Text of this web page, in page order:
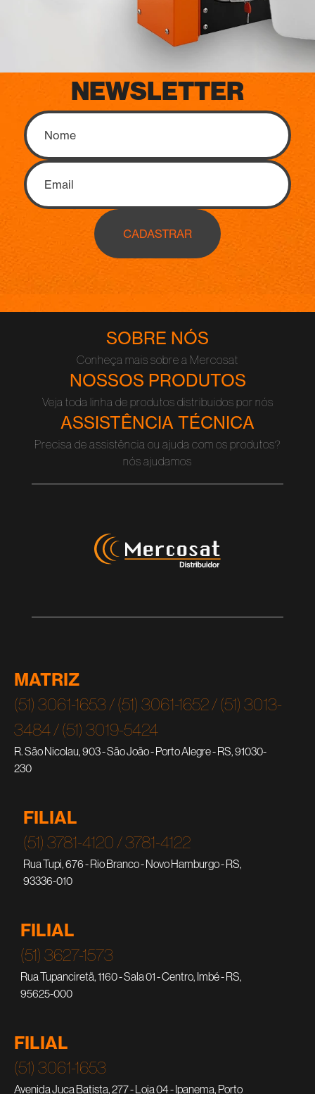
NEWSLETTER
CADASTRAR
SOBRE NÓS
Conheça mais sobre a Mercosat
NOSSOS PRODUTOS
Veja toda linha de produtos distribuidos por nós
ASSISTÊNCIA TÉCNICA
Precisa de assistência ou ajuda com os produtos?
nós ajudamos
MATRIZ
(51) 3061-1653 / (51) 3061-1652 / (51) 3013-
3484 / (51) 3019-5424
R. São Nicolau, 903 - São João - Porto Alegre - RS, 91030-
230
FILIAL
(51) 3781-4120 / 3781-4122
Rua Tupi, 676 - Rio Branco - Novo Hamburgo - RS,
93336-010
FILIAL
(51) 3627-1573
Rua Tupanciretã, 1160 - Sala 01 - Centro, Imbé - RS,
95625-000
FILIAL
(51) 3061-1653
Avenida Juca Batista, 277 - Loja 04 - Ipanema, Porto